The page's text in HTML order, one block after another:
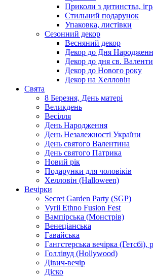
Приколи з дитинства,
Стильний подарунок
Упаковка, листівки
Сезонний декор
Весняний декор
Декор до Дня
Декор до дня св.
Декор до Нового року
Декор на Хелловін
Свята
8 Березня, День матері
Великдень
Весілля
День Народження
День Незалежності України
День святого Валентина
День святого Патрика
Новий рік
Подарунки для чоловіків
Хелловін (Halloween)
Вечірки
Secret Garden Party (SGP)
Vyrii Ethno Fusion Fest
Вампірська (Монстрів)
Венеціанська
Гавайська
Гангстерська вечірка (Гетсбі),
Голлівуд (Hollywood)
Дівич-вечір
Діско